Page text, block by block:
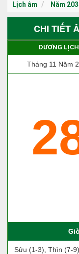
Lịch âm Năm
CHI TIẾT
DƯƠNG LỊCH
Tháng 11 Năm
Sửu (1-3), Thìn (7-